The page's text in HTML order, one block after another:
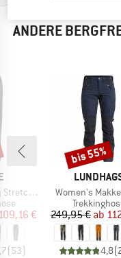
ANDERE
Zip Pants II
Preis
€
( 53)
MARKE
Artikel
Women's
Preis
249,95 € ab
4,8(
Rabatt
bis 55%